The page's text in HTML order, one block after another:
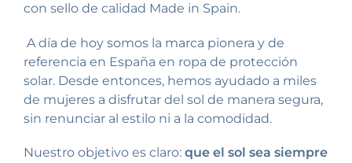
con sello de calidad Made in Spain.
A día de hoy somos la marca pionera y de
referencia en España en ropa de protección
solar. Desde entonces, hemos ayudado a miles
de mujeres a disfrutar del sol de manera segura,
sin renunciar al estilo ni a la comodidad.
Nuestro objetivo es claro: que el sol sea siempre